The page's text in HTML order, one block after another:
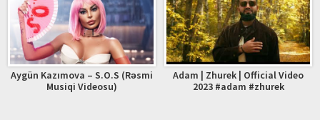
Aygün Kazımova – S.O.S (Rəsmi
Musiqi Videosu)
Adam | Zhurek | Official Video
2023 #adam #zhurek